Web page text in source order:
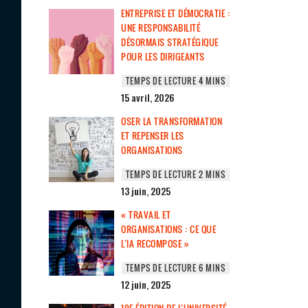
ENTREPRISE ET DÉMOCRATIE :
UNE RESPONSABILITÉ
DÉSORMAIS STRATÉGIQUE
POUR LES DIRIGEANTS
15 avril, 2026
OSER LA TRANSFORMATION
ET REPENSER LES
ORGANISATIONS
13 juin, 2025
« TRAVAIL ET
ORGANISATIONS : CE QUE
L’IA RECOMPOSE »
12 juin, 2025